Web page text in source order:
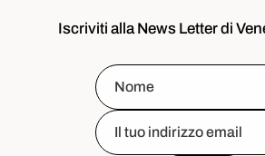
Iscriviti alla News Letter di